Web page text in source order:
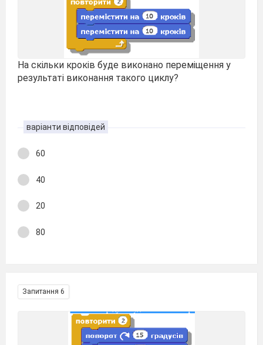
На скільки кроків буде виконано переміщення у
результаті виконання такого циклу?
варіанти відповідей
60
40
20
80
Запитання 6